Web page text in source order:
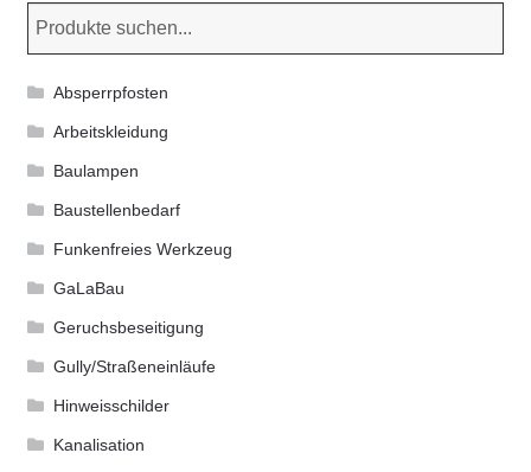
Absperrpfosten
Arbeitskleidung
Baulampen
Baustellenbedarf
Funkenfreies Werkzeug
GaLaBau
Geruchsbeseitigung
Gully/Straßeneinläufe
Hinweisschilder
Kanalisation